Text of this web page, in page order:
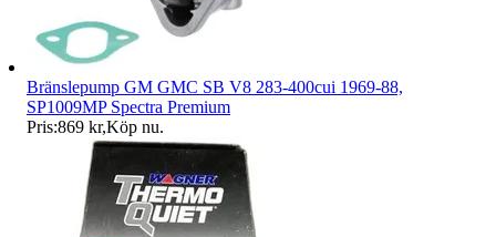
Bränslepump GM GMC SB V8 283-400cui 1969-88,
SP1009MP Spectra Premium
Pris:869 kr,Köp nu.